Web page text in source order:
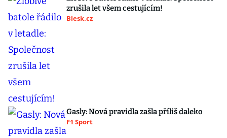
zrušila let všem cestujícím!
Blesk.cz
Gasly: Nová pravidla zašla příliš daleko
F1 Sport